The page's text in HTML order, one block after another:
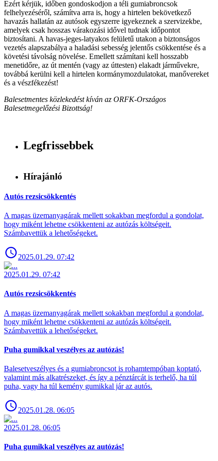
Ezért kérjük, időben gondoskodjon a téli gumiabroncsok
felhelyezéséről, számítva arra is, hogy a hirtelen bekövetkező
havazás hallatán az autósok egyszerre igyekeznek a szervizekbe,
amelyek csak hosszas várakozási idővel tudnak időpontot
biztosítani. A havas-jeges-latyakos felületű utakon a biztonságos
vezetés alapszabálya a haladási sebesség jelentős csökkentése és a
követési távolság növelése. Emellett számítani kell hosszabb
menetidőre, az út mentén (vagy az úttesten) elakadt járművekre,
továbbá kerülni kell a hirtelen kormánymozdulatokat, manővereket
és a vészfékezést!
Balesetmentes közlekedést kíván az ORFK-Országos
Balesetmegelőzési Bizottság!
Legfrissebbek
Hírajánló
Autós rezsicsökkentés
A magas üzemanyagárak mellett sokakban megfordul a gondolat,
hogy miként lehetne csökkenteni az autózás költségeit.
Számbavettük a lehetőségeket.
2025.01.29. 07:42
2025.01.29. 07:42
Autós rezsicsökkentés
A magas üzemanyagárak mellett sokakban megfordul a gondolat,
hogy miként lehetne csökkenteni az autózás költségeit.
Számbavettük a lehetőségeket.
Puha gumikkal veszélyes az autózás!
Balesetveszélyes és a gumiabroncsot is rohamtempóban koptató,
valamint más alkatrészeket, és így a pénztárcát is terhelő, ha túl
puha, vagy ha túl kemény gumikkal jár az autós.
2025.01.28. 06:05
2025.01.28. 06:05
Puha gumikkal veszélyes az autózás!